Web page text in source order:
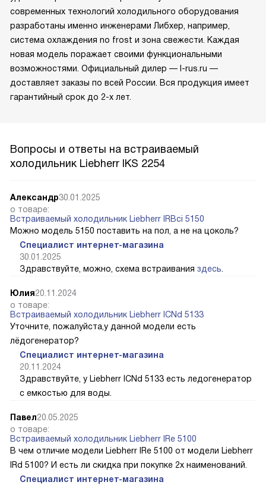
современных технологий холодильного оборудования
разработаны именно инженерами Либхер, например,
система охлаждения no frost и зона свежести. Каждая
новая модель поражает своими функциональными
возможностями. Официальный дилер — l-rus.ru —
доставляет заказы по всей России. Вся продукция имеет
гарантийный срок до 2-х лет.
Вопросы и ответы на встраиваемый
холодильник Liebherr IKS 2254
Александр30.01.2025
о товаре:
Встраиваемый холодильник Liebherr IRBci 5150
Можно модель 5150 поставить на пол, а не на цоколь?
Специалист интернет-магазина
30.01.2025
Здравствуйте, можно, схема встраивания здесь
Юлия20.11.2024
о товаре:
Встраиваемый холодильник Liebherr ICNd 5133
Уточните, пожалуйста,у данной модели есть
лёдогенератор?
Специалист интернет-магазина
20.11.2024
Здравствуйте, у Liebherr ICNd 5133 есть ледогенератор
с емкостью для воды.
Павел20.05.2025
о товаре:
Встраиваемый холодильник Liebherr IRe 5100
В чем отличие модели Liebherr IRe 5100 от модели Liebherr
IRd 5100? И есть ли скидка при покупке 2х наименований.
Специалист интернет-магазина